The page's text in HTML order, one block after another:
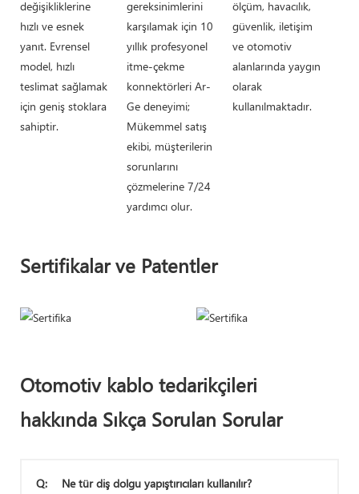
değişikliklerine
hızlı ve esnek
yanıt. Evrensel
model, hızlı
teslimat sağlamak
için geniş stoklara
sahiptir.
gereksinimlerini
karşılamak için 10
yıllık profesyonel
itme-çekme
konnektörleri Ar-
Ge deneyimi;
Mükemmel satış
ekibi, müşterilerin
sorunlarını
çözmelerine 7/24
yardımcı olur.
ölçüm, havacılık,
güvenlik, iletişim
ve otomotiv
alanlarında yaygın
olarak
kullanılmaktadır.
Sertifikalar ve Patentler
Otomotiv kablo tedarikçileri
hakkında Sıkça Sorulan Sorular
Q:
Ne tür diş dolgu yapıştırıcıları kullanılır?